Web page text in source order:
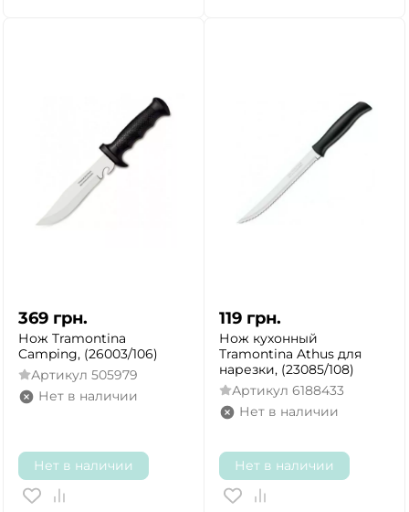
369 грн.
Нож Tramontina
Camping, (26003/106)
Артикул 505979
Нет в наличии
Нет в наличии
119 грн.
Нож кухонный
Tramontina Athus для
нарезки, (23085/108)
Артикул 6188433
Нет в наличии
Нет в наличии
НЕТ